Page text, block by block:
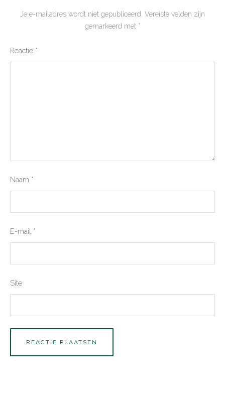
Je e-mailadres wordt niet gepubliceerd. Vereiste velden zijn
gemarkeerd met *
Reactie *
Naam *
E-mail *
Site